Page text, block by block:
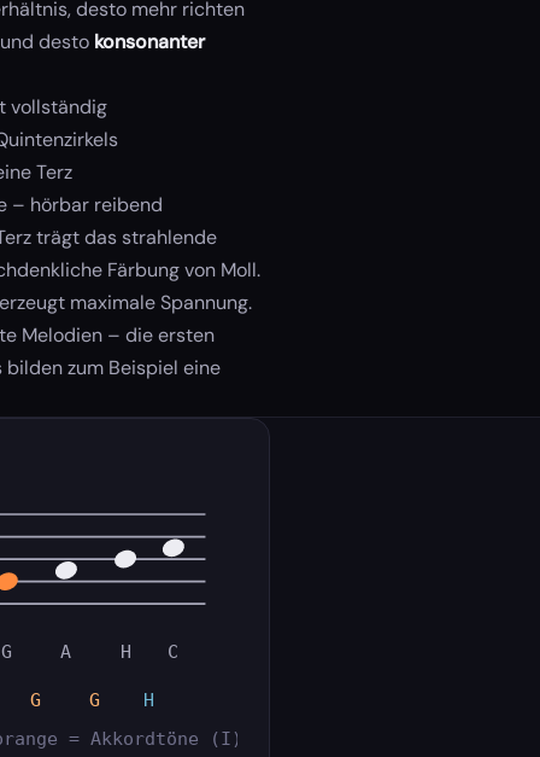
desto mehr richten
desto konsonanter
vollständig
Terz
– hörbar reibend
trägt das strahlende
Färbung von Moll.
maximale Spannung.
Melodien – die ersten
zum Beispiel eine
G A H C
G G
H
= Akkordtöne (I)